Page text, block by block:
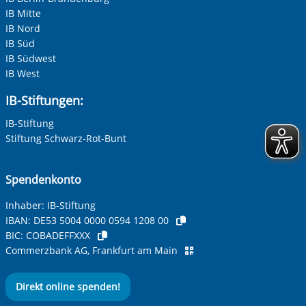
Ihre E-Mail-Adresse
Ihre Telefonnummer
Betreff ihrer Anfrage
Ihre Nachricht
IB Mitte
IB Nord
IB Süd
IB Südwest
IB West
IB-Stiftungen:
IB-Stiftung
Stiftung Schwarz-Rot-Bunt
Spendenkonto
Inhaber: IB-Stiftung
IBAN: DE53 5004 0000 0594 1208 00
BIC: COBADEFFXXX
Commerzbank AG, Frankfurt am Main
Direkt online spenden!